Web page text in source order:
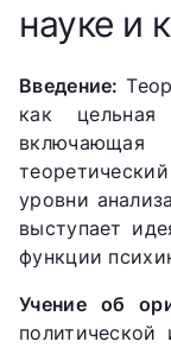
науке и
Введение:
как цельная
включающая
уровни
выступает
функции
Учение об
политической